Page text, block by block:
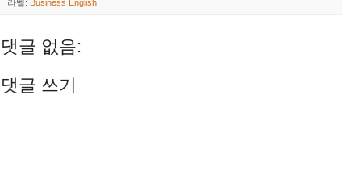
라벨: Business English
댓글 없음:
댓글 쓰기